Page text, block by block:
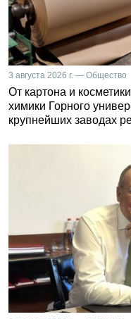
3 августа 2026 г. — Общество
От картона и
химики Горного
крупнейших заводах